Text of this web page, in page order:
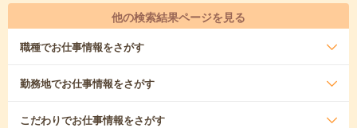
他の検索結果ページを見る
職種でお仕事情報をさがす
勤務地でお仕事情報をさがす
こだわりでお仕事情報をさがす